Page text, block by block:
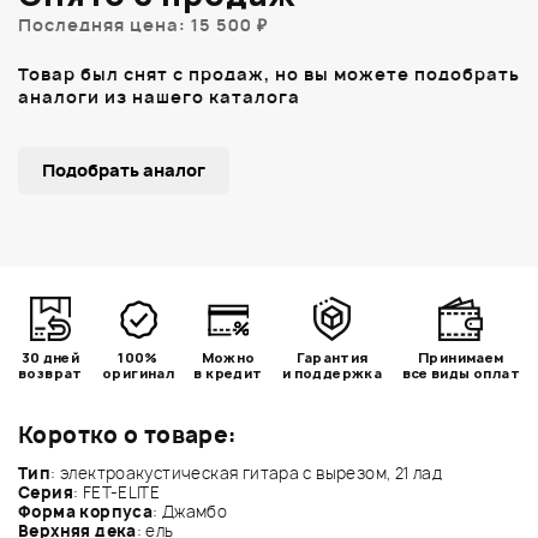
Коротко о товаре:
Тип: электроакустическая гитара с вырезом, 21 лад
Серия: FET-ELITE
Форма корпуса: Джамбо
Верхняя дека: ель
Последняя цена: 15 500 ₽
Товар был снят с продаж, но вы можете подобрать
аналоги из нашего каталога
Подобрать аналог
30 дней
возврат
100%
оригинал
Можно
в кредит
Гарантия
и поддержка
Принимаем
все виды оплат